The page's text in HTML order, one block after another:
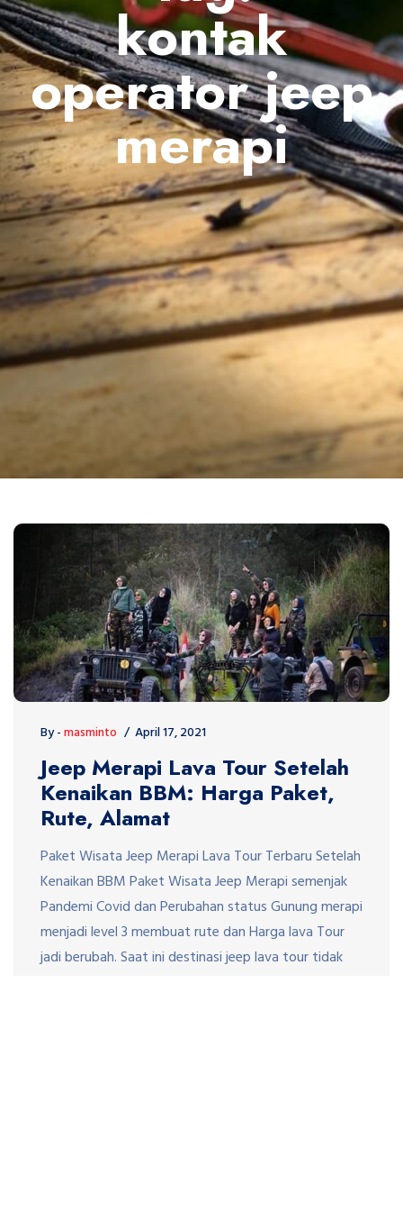
kontak
operator jeep
merapi
By -masminto April 17, 2021
Jeep Merapi Lava Tour Setelah
Kenaikan BBM: Harga Paket,
Rute, Alamat
Paket Wisata Jeep Merapi Lava Tour Terbaru Setelah
Kenaikan BBM Paket Wisata Jeep Merapi semenjak
Pandemi Covid dan Perubahan status Gunung merapi
menjadi level 3 membuat rute dan Harga lava Tour
jadi berubah. Saat ini destinasi jeep lava tour tidak